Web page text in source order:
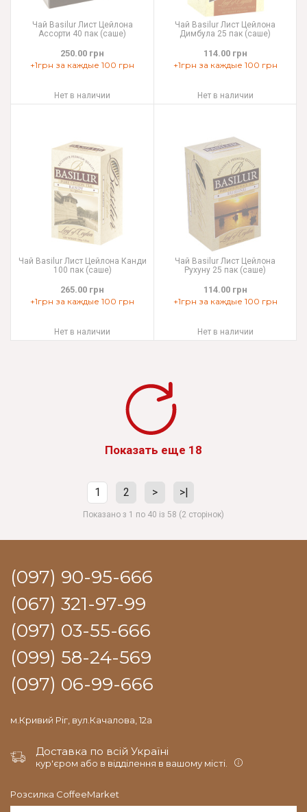
Чай Basilur Лист Цейлона
Ассорти 40 пак (саше)
250.00 грн
+1грн за каждые 100 грн
Нет в наличии
Чай Basilur Лист Цейлона
Димбула 25 пак (саше)
114.00 грн
+1грн за каждые 100 грн
Нет в наличии
Чай Basilur Лист Цейлона Канди
100 пак (саше)
265.00 грн
+1грн за каждые 100 грн
Нет в наличии
Чай Basilur Лист Цейлона
Рухуну 25 пак (саше)
114.00 грн
+1грн за каждые 100 грн
Нет в наличии
Показать еще 18
1 2 > >|
Показано з 1 по 40 із 58 (2 сторінок)
(097) 90-95-666
(067) 321-97-99
(097) 03-55-666
(099) 58-24-569
(097) 06-99-666
м.Кривий Ріг, вул.Качалова, 12а
Доставка по всій Україні
кур'єром або в відділення в вашому місті.
Розсилка CoffeeMarket